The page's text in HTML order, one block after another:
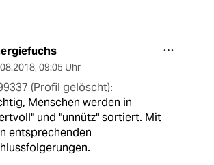
, 09:05 Uhr
(Profil gelöscht):
Menschen werden in
und "unnütz" sortiert. Mit
entsprechenden